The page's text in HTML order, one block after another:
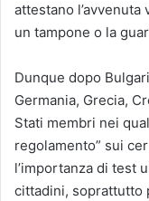
attestano
un tampone o la
Dunque dopo
Germania, Grecia,
Stati membri nei
regolamento” sui
l’importanza di test
cittadini, soprattutto